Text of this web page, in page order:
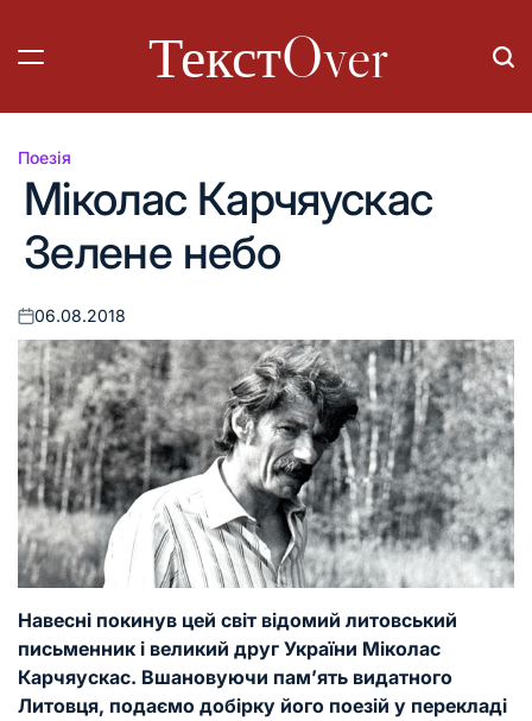
вмісту
ТекстOver
Опублікувати
Поезія
Міколас Карчяускас
Зелене небо
Оприлюднено
06.08.2018
Навесні покинув цей світ відомий литовський
письменник і великий друг України Міколас
Карчяускас. Вшановуючи пам’ять видатного
Литовця, подаємо добірку його поезій у перекладі